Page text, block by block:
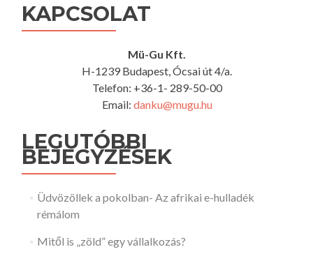
KAPCSOLAT
Mü-Gu Kft.
H-1239 Budapest, Ócsai út 4/a.
Telefon: +36-1- 289-50-00
Email: danku@mugu.hu
LEGUTÓBBI
BEJEGYZÉSEK
Üdvözöllek a pokolban- Az afrikai e-hulladék
rémálom
Mitől is „zöld” egy vállalkozás?